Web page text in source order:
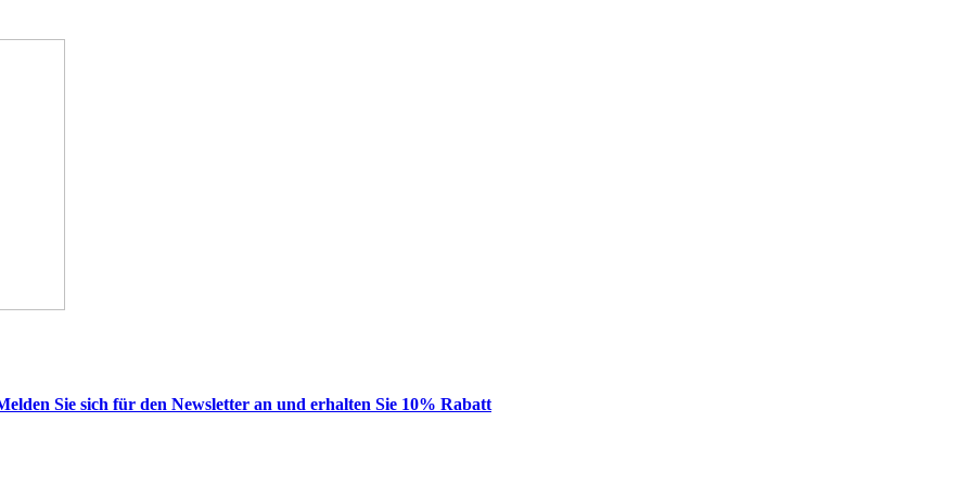
Sie sich für den Newsletter an und erhalten Sie 10% Rabatt